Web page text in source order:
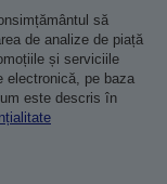
să
de analize de piață
și serviciile
electronică, pe baza
este descris în